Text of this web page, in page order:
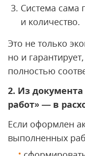
Система сама
и количество.
Это не только
но и
полностью
2. Из
работ» — в
Если оформлен
выполненных